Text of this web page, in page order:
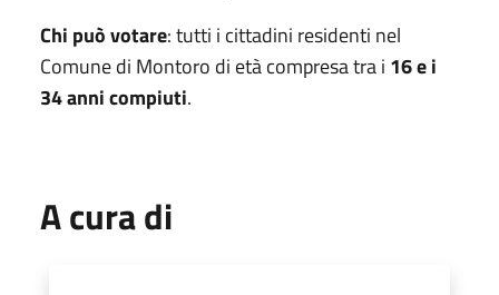
Chi può votare: tutti i cittadini residenti nel
Comune di Montoro di età compresa tra i 16 e i
34 anni compiuti.
A cura di